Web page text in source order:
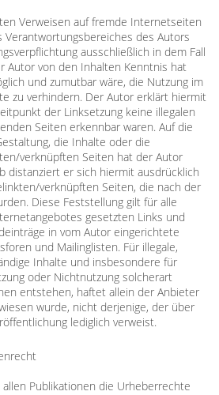
Verweisen auf fremde Internetseiten
Verantwortungsbereiches des Autors
ausschließlich in dem Fall
Autor von den Inhalten Kenntnis hat
und zumutbar wäre, die Nutzung im
zu verhindern. Der Autor erklärt hiermit
der Linksetzung keine illegalen
Seiten erkennbar waren. Auf die
die Inhalte oder die
verknüpften Seiten hat der Autor
distanziert er sich hiermit ausdrücklich
verknüpften Seiten, die nach der
Diese Feststellung gilt für alle
gesetzten Links und
in vom Autor eingerichtete
und Mailinglisten. Für illegale,
Inhalte und insbesondere für
oder Nichtnutzung solcherart
entstehen, haftet allein der Anbieter
wurde, nicht derjenige, der über
lediglich verweist.
Publikationen die Urheberrechte